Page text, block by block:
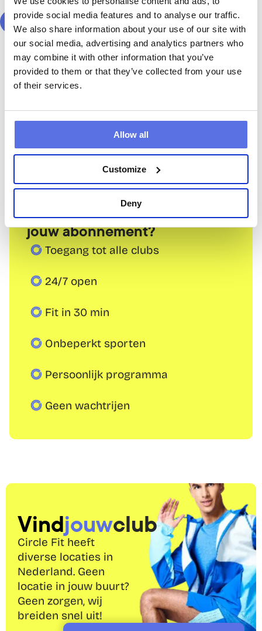
provide social media features and to analyse our traffic.
We also share information about your use of our site with
our social media, advertising and analytics partners who
may combine it with other information that you’ve
provided to them or that they’ve collected from your use
of their services.
Allow all
Customize
Deny
Routine
Na 12 maanden opzegbaar
€39,50
Gratis proefles
Intake: eenmalig € 29,50
30%
Wat krijg je standaard bij
jouw abonnement?
Toegang tot alle clubs
24/7 open
Fit in 30 min
Onbeperkt sporten
Persoonlijk programma
Geen wachtrijen
Vindjouwclub
Circle Fit heeft
diverse locaties in
Nederland. Geen
locatie in jouw buurt?
Geen zorgen, wij
breiden snel uit!